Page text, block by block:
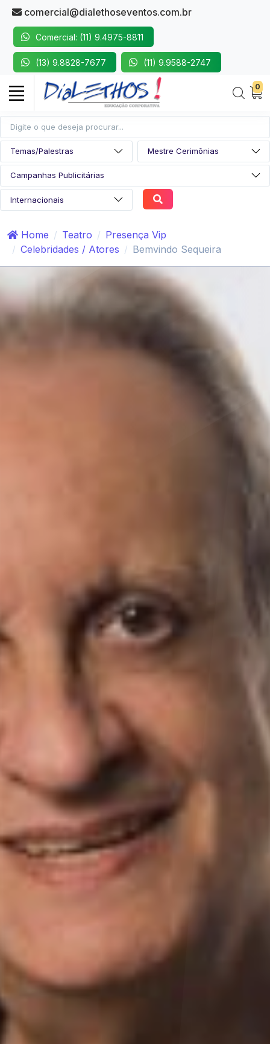
comercial@dialethoseventos.com.br
Comercial: (11) 9.4975-8811
(13) 9.8828-7677 (11) 9.9588-2747
0
Home Teatro
Presença Vip
Celebridades / Atores
Bemvindo Sequeira